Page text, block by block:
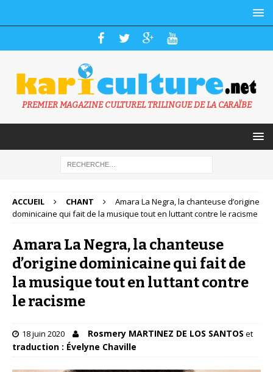
PREMIER MAGAZINE CULTUREL TRILINGUE DE LA CARAÏBE
ACCUEIL CHANT
Amara La Negra, la chanteuse d’origine
dominicaine qui fait de la musique tout en luttant contre le racisme
Amara La Negra, la chanteuse
d’origine dominicaine qui fait de
la musique tout en luttant contre
le racisme
18 juin 2020 Rosmery MARTINEZ DE LOS SANTOS et
traduction : Évelyne Chaville